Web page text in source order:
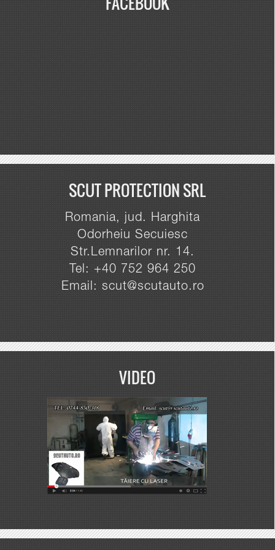
SCUT PROTECTION SRL
Romania, jud. Harghita
Odorheiu Secuiesc
Str.Lemnarilor nr. 14.
Tel: +40 752 964 250
Email: scut@scutauto.ro
VIDEO